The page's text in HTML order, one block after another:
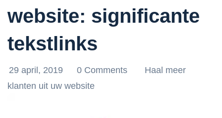
website: significante
tekstlinks
29 april, 2019 0 Comments
Haal meer
klanten uit uw website